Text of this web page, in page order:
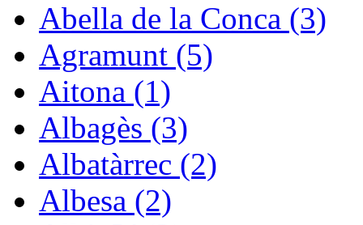
Abella de la Conca (3)
Agramunt (5)
Aitona (1)
Albagès (3)
Albatàrrec (2)
Albesa (2)